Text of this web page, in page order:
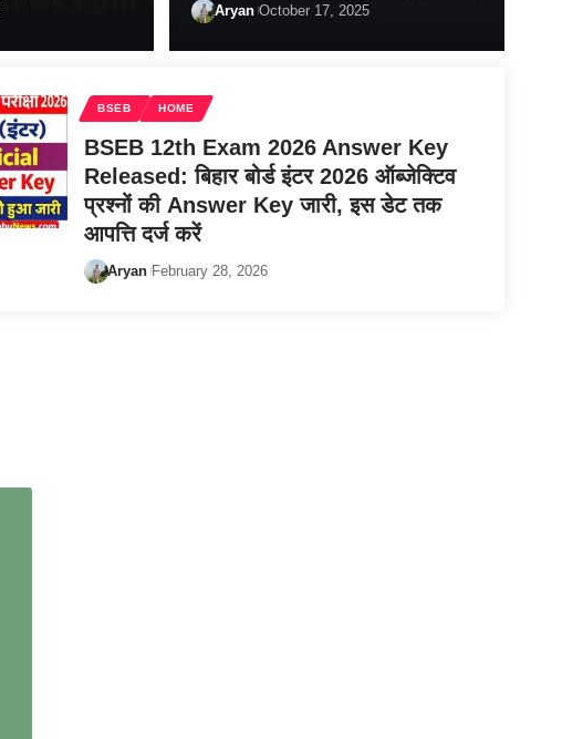
Aryan October 17, 2025
BSEB HOME
BSEB 12th Exam 2026 Answer Key
Released: बिहार बोर्ड इंटर 2026 ऑब्जेक्टिव
प्रश्नों की Answer Key जारी, इस डेट तक
आपत्ति दर्ज करें
Aryan February 28, 2026